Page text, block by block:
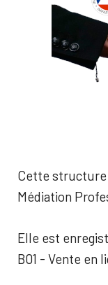
Cette structure
Médiation
Elle est
B01 - Vente en